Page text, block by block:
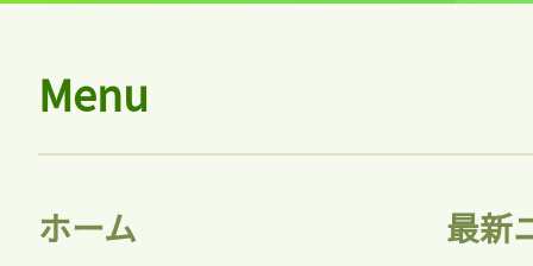
記事をお気に入りに
Menu
ホーム 最新